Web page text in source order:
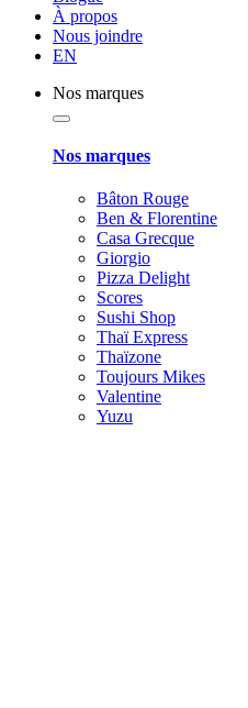
À propos
Nous joindre
EN
Nos marques
Nos marques
Bâton Rouge
Ben & Florentine
Casa Grecque
Giorgio
Pizza Delight
Scores
Sushi Shop
Thaï Express
Thaïzone
Toujours Mikes
Valentine
Yuzu